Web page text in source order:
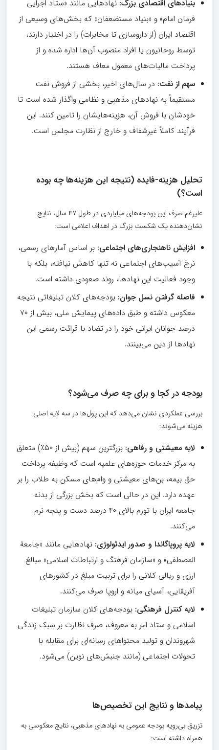
بنیادهای اقتصادی بزرگ: نهادهایی مانند «ستاد اجرایی
فرمان امام» و «بنیاد مستضعفان» که بخش‌های وسیعی از
اقتصاد ایران (از داروسازی تا مخابرات) را در اختیار دارند،
توسط روحانیون یا افراد منصوب آن‌ها اداره شده و از
پرداخت مالیات‌های معمول معاف هستند.
سهم از نفت: در سال‌های اخیر، بخشی از فروش نفت
مستقیماً به نهادهای مذهبی و نظامی واگذار شده است تا
خودشان با فروش آن، هزینه‌هایشان را تامین کنند. این
فرآیند کاملاً غیرشفاف و خارج از نظارت مجلس است.
تحلیل هزینه-فایده (نتیجه این هزینه‌ها چه بوده
است؟)
علیرغم صرف این بودجه‌های میلیاردی در طول ۴۷ سال، نتایج
نشان‌دهنده یک شکست بزرگ در اهداف اعلامی است:
افزایش ناهنجاری‌های اجتماعی: بر اساس آمارهای رسمی،
نرخ آسیب‌های اجتماعی نه تنها کاهش نیافته، بلکه با
وجود فعالیت این نهادها، روند صعودی داشته است.
فاصله گرفتن نسل جوان: بودجه‌های کلان تبلیغاتی نتیجه
معکوس داشته و طبق داده‌های پیمایش ملی، بیش از ۷۰
درصد جوانان ایرانی خود را در تضاد با قرائت رسمی این
نهادها از دین می‌بینند.
بودجه در کجا و برای چه صرف می‌شود؟
بررسی عملکردی نشان می‌دهد که این پول‌ها در سه لایه اصلی
هزینه می‌شوند:
لایه معیشتی و رفاهی:
بزرگترین سهم (بیش از ۵۰٪) متعلق
به مرکز خدمات حوزه‌های علمیه است که وظیفه پرداخت
حق بیمه، بن‌های معیشتی و وام‌های مسکن به طلاب را بر
عهده دارد. این در حالی است که بخش بزرگی از بدنه
جامعه ایران با تورم بالای ۴۰ درصد دست و پنجه نرم
می‌کنند.
لایه پروپاگاندا و صدور ایدئولوژی: نهادهایی مانند «جامعة
المصطفی» و «سازمان فرهنگ و ارتباطات اسلامی» مبالغ
ارزی و ریالی کلانی را برای تربیت مبلغ در کشورهای
آفریقایی، آسیای میانه و اروپا صرف می‌کنند.
لایه کنترل فرهنگی: بودجه‌های کلان سازمان تبلیغات
اسلامی و ستاد امر به معروف، صرف نظارت بر سبک زندگی
شهروندان و تولید محتواهای رسانه‌ای برای مقابله با
تحولات اجتماعی (مانند جنبش‌های نوین) می‌شود.
پیامدها و نتایج این تخصیص‌ها
تزریق بی‌رویه بودجه عمومی به نهادهای مذهبی، نتایج معکوسی به
همراه داشته است: